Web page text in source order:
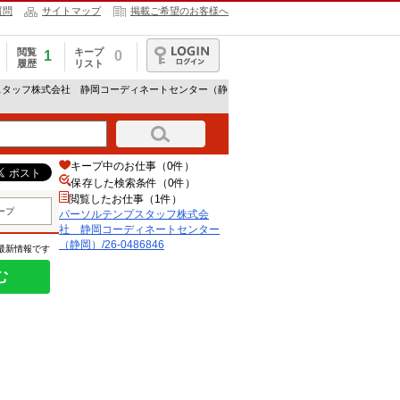
問 サイトマップ 掲載ご希望のお客様へ
閲覧
履歴
1
キープ
リスト
0
ログイン
タッフ株式会社 静岡コーディネートセンター（静
プ
新情報です
キープ中のお仕事（0件）
保存した検索条件（0件）
閲覧したお仕事（1件）
パーソルテンプスタッフ株式会
社 静岡コーディネートセンター
（静岡）/26-0486846